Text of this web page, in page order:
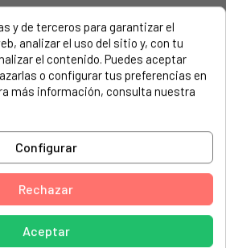
FRIGORIFICO AEG,
A75230-GA
GA
y de terceros para garantizar el
analizar el uso del sitio y, con tu
el contenido. Puedes aceptar
o configurar tus preferencias en
más información, consulta nuestra
Configurar
Rechazar
Aceptar